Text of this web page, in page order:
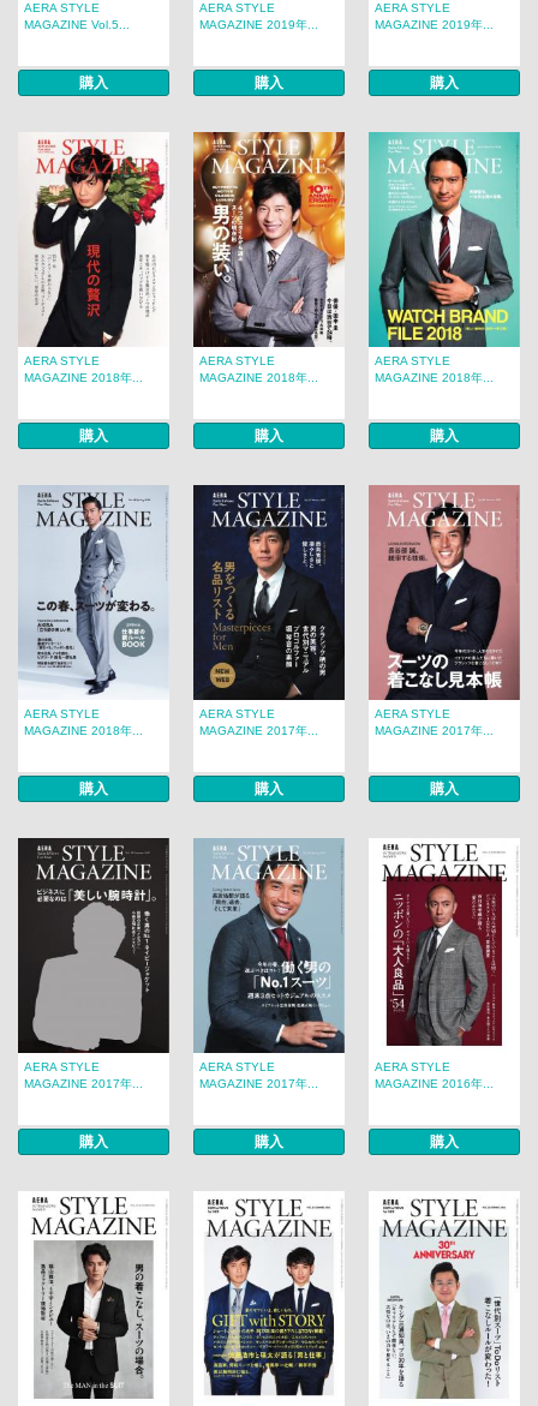
AERA STYLE
MAGAZINE Vol.5...
購入
AERA STYLE
MAGAZINE 2019年...
購入
AERA STYLE
MAGAZINE 2019年...
購入
AERA STYLE
MAGAZINE 2018年...
購入
AERA STYLE
MAGAZINE 2018年...
購入
AERA STYLE
MAGAZINE 2018年...
購入
AERA STYLE
MAGAZINE 2018年...
購入
AERA STYLE
MAGAZINE 2017年...
購入
AERA STYLE
MAGAZINE 2017年...
購入
AERA STYLE
MAGAZINE 2017年...
購入
AERA STYLE
MAGAZINE 2017年...
購入
AERA STYLE
MAGAZINE 2016年...
購入